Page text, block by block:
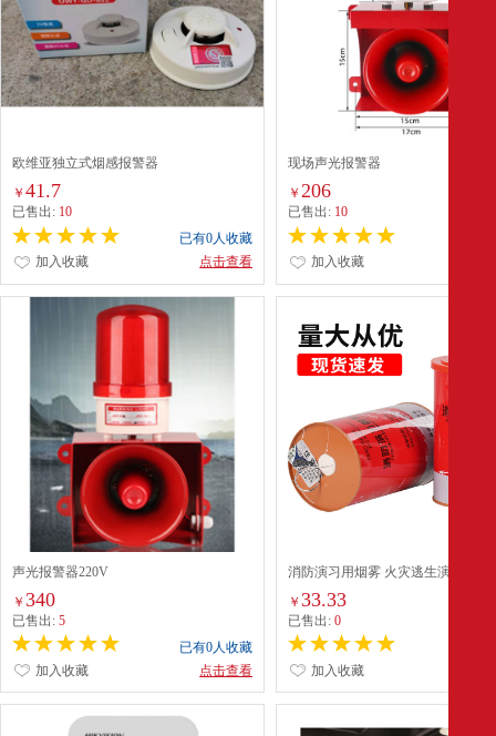
欧维亚独立式烟感报警器
￥ 41.7
已售出: 10
已有0人收藏
点击查看
加入收藏
现场声光报警器
￥206
已售出: 10
加入收藏
声光报警器220V
￥ 340
已售出: 5
已有0人收藏
点击查看
加入收藏
消防演习用烟雾 火灾逃生演练烟雾
￥33.33
已售出:0
加入收藏